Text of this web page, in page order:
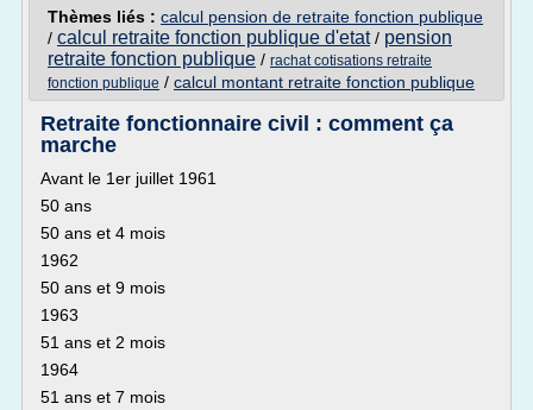
Thèmes liés : calcul pension de retraite fonction publique
/ calcul retraite fonction publique d'etat/ pension
retraite fonction publique / rachat cotisations retraite
fonction publique / calcul montant retraite fonction publique
Retraite fonctionnaire civil : comment ça
marche
Avant le 1er juillet 1961
50 ans
50 ans et 4 mois
1962
50 ans et 9 mois
1963
51 ans et 2 mois
1964
51 ans et 7 mois